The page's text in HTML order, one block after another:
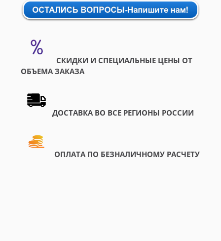
СКИДКИ И СПЕЦИАЛЬНЫЕ ЦЕНЫ ОТ
ОБЪЕМА ЗАКАЗА
ДОСТАВКА ВО ВСЕ РЕГИОНЫ РОССИИ
ОПЛАТА ПО БЕЗНАЛИЧНОМУ РАСЧЕТУ